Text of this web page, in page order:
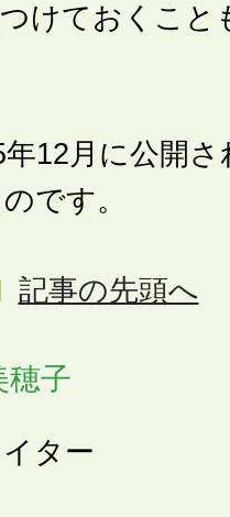
けておくこと
12月に公開さ
です。
記事の先頭へ
穂子
ター